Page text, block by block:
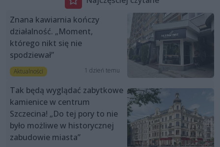
Znana kawiarnia kończy
działalność. „Moment,
którego nikt się nie
spodziewał”
Aktualności 1 dzień temu
Tak będą wyglądać zabytkowe
kamienice w centrum
Szczecina! „Do tej pory to nie
było możliwe w historycznej
zabudowie miasta”